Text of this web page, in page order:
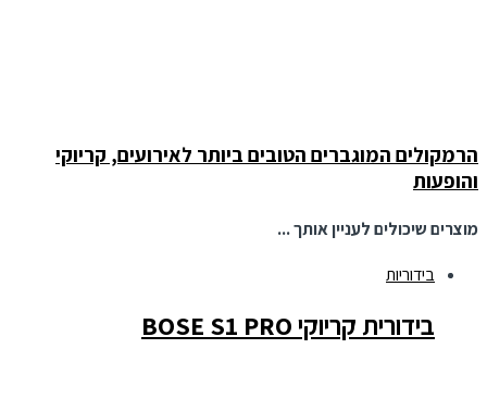
הרמקולים המוגברים הטובים ביותר לאירועים, קריוקי
והופעות
מוצרים שיכולים לעניין אותך ...
בידוריות
בידורית קריוקי BOSE S1 PRO